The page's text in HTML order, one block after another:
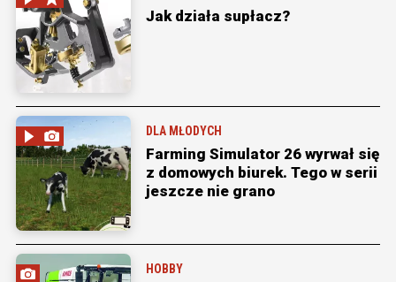
Jak działa supłacz?
DLA MŁODYCH
Farming Simulator 26 wyrwał się
z domowych biurek. Tego w serii
jeszcze nie grano
HOBBY